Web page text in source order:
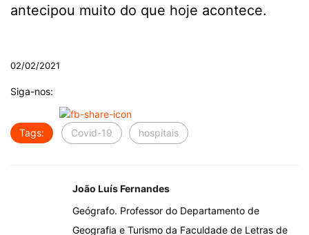
antecipou muito do que hoje acontece.
02/02/2021
Siga-nos:
Tags: Covid-19 hospitais
João Luís Fernandes
Geógrafo. Professor do Departamento de
Geografia e Turismo da Faculdade de Letras de